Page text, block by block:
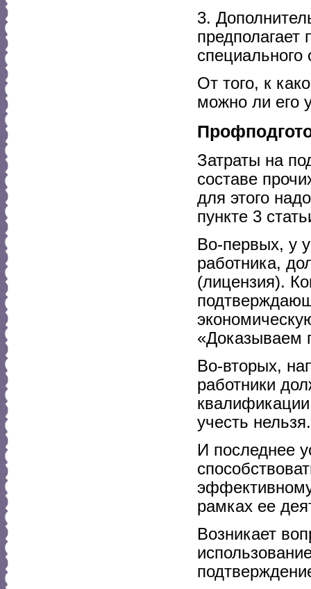
3.
предполагает
специального
От того, к
можно ли его
Затраты на
составе
для этого
пункте 3
Во-первых, у
работника,
(лицензия).
«Доказываем
Во-вторых,
работники
учесть нельзя.
И последнее
рамках ее
Возникает